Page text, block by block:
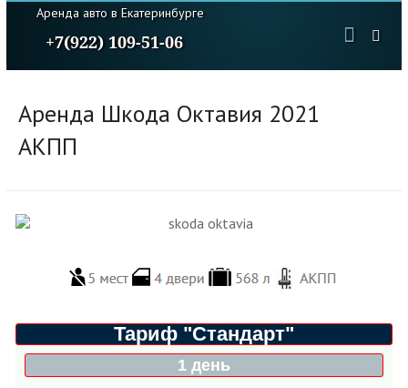
Аренда авто в Екатеринбурге
+7(922) 109-51-06
Аренда Шкода Октавия 2021
АКПП
Тариф "Стандарт"
1 день